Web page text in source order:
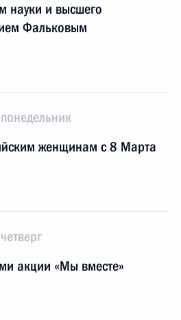
науки и высшего
Фальковым
женщинам с 8 Марта
акции «Мы вместе»